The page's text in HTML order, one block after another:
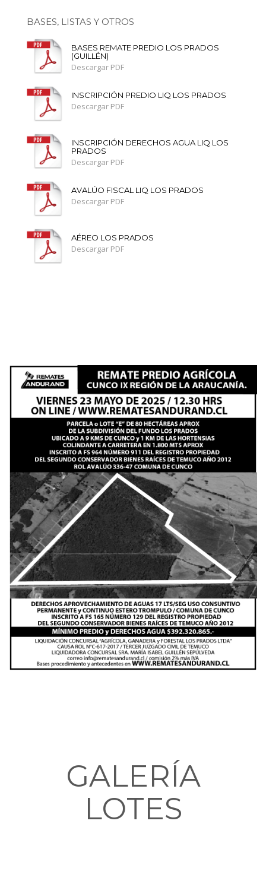
BASES, LISTAS Y OTROS
BASES REMATE PREDIO LOS PRADOS
(GUILLÉN)
Descargar PDF
INSCRIPCIÓN PREDIO LIQ LOS PRADOS
Descargar PDF
INSCRIPCIÓN DERECHOS AGUA LIQ LOS
PRADOS
Descargar PDF
AVALÚO FISCAL LIQ LOS PRADOS
Descargar PDF
AÉREO LOS PRADOS
Descargar PDF
GALERÍA
LOTES